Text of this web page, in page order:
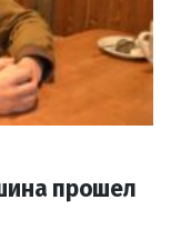
прошел